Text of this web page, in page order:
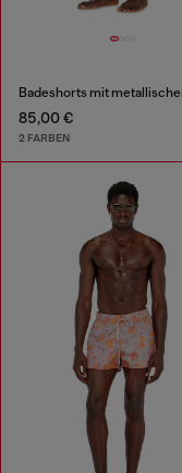
85,00 €
2 FARBEN